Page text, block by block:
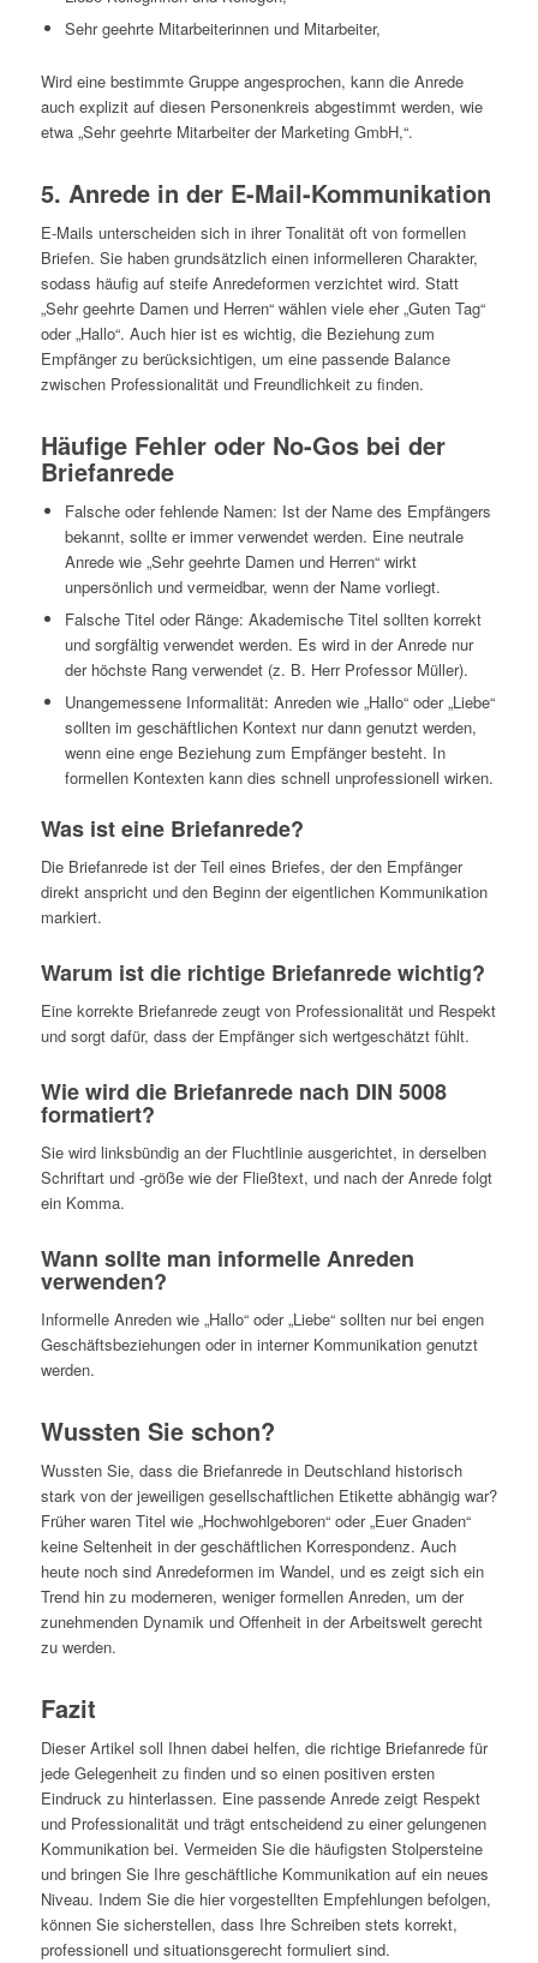
Sehr geehrte Mitarbeiterinnen und Mitarbeiter,
Wird eine bestimmte Gruppe angesprochen, kann die Anrede
auch explizit auf diesen Personenkreis abgestimmt werden, wie
etwa „Sehr geehrte Mitarbeiter der Marketing GmbH,“.
5. Anrede in der E-Mail-Kommunikation
E-Mails unterscheiden sich in ihrer Tonalität oft von formellen
Briefen. Sie haben grundsätzlich einen informelleren Charakter,
sodass häufig auf steife Anredeformen verzichtet wird. Statt
„Sehr geehrte Damen und Herren“ wählen viele eher „Guten Tag“
oder „Hallo“. Auch hier ist es wichtig, die Beziehung zum
Empfänger zu berücksichtigen, um eine passende Balance
zwischen Professionalität und Freundlichkeit zu finden.
Häufige Fehler oder No-Gos bei der
Briefanrede
Falsche oder fehlende Namen: Ist der Name des Empfängers
bekannt, sollte er immer verwendet werden. Eine neutrale
Anrede wie „Sehr geehrte Damen und Herren“ wirkt
unpersönlich und vermeidbar, wenn der Name vorliegt.
Falsche Titel oder Ränge: Akademische Titel sollten korrekt
und sorgfältig verwendet werden. Es wird in der Anrede nur
der höchste Rang verwendet (z. B. Herr Professor Müller).
Unangemessene Informalität: Anreden wie „Hallo“ oder „Liebe“
sollten im geschäftlichen Kontext nur dann genutzt werden,
wenn eine enge Beziehung zum Empfänger besteht. In
formellen Kontexten kann dies schnell unprofessionell wirken.
Was ist eine Briefanrede?
Die Briefanrede ist der Teil eines Briefes, der den Empfänger
direkt anspricht und den Beginn der eigentlichen Kommunikation
markiert.
Warum ist die richtige Briefanrede wichtig?
Eine korrekte Briefanrede zeugt von Professionalität und Respekt
und sorgt dafür, dass der Empfänger sich wertgeschätzt fühlt.
Wie wird die Briefanrede nach DIN 5008
formatiert?
Sie wird linksbündig an der Fluchtlinie ausgerichtet, in derselben
Schriftart und -größe wie der Fließtext, und nach der Anrede folgt
ein Komma.
Wann sollte man informelle Anreden
verwenden?
Informelle Anreden wie „Hallo“ oder „Liebe“ sollten nur bei engen
Geschäftsbeziehungen oder in interner Kommunikation genutzt
werden.
Wussten Sie schon?
Wussten Sie, dass die Briefanrede in Deutschland historisch
stark von der jeweiligen gesellschaftlichen Etikette abhängig war?
Früher waren Titel wie „Hochwohlgeboren“ oder „Euer Gnaden“
keine Seltenheit in der geschäftlichen Korrespondenz. Auch
heute noch sind Anredeformen im Wandel, und es zeigt sich ein
Trend hin zu moderneren, weniger formellen Anreden, um der
zunehmenden Dynamik und Offenheit in der Arbeitswelt gerecht
zu werden.
Fazit
Dieser Artikel soll Ihnen dabei helfen, die richtige Briefanrede für
jede Gelegenheit zu finden und so einen positiven ersten
Eindruck zu hinterlassen. Eine passende Anrede zeigt Respekt
und Professionalität und trägt entscheidend zu einer gelungenen
Kommunikation bei. Vermeiden Sie die häufigsten Stolpersteine
und bringen Sie Ihre geschäftliche Kommunikation auf ein neues
Niveau. Indem Sie die hier vorgestellten Empfehlungen befolgen,
können Sie sicherstellen, dass Ihre Schreiben stets korrekt,
professionell und situationsgerecht formuliert sind.